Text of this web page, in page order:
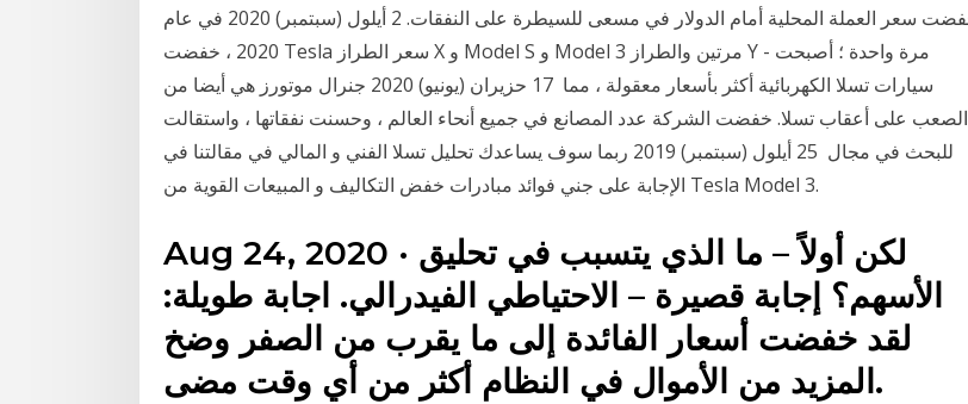
خفضت سعر العملة المحلية أمام الدولار في مسعى للسيطرة على النفقات. 2 أيلول (سبتمبر) 2020 في عام
2020 ، خفضت Tesla سعر الطراز X و Model S و Model 3 مرتين والطراز Y - مرة واحدة ؛ أصبحت
سيارات تسلا الكهربائية أكثر بأسعار معقولة ، مما 17 حزيران (يونيو) 2020 جنرال موتورز هي أيضا من
الصعب على أعقاب تسلا. خفضت الشركة عدد المصانع في جميع أنحاء العالم ، وحسنت نفقاتها ، واستقالت
للبحث في مجال 25 أيلول (سبتمبر) 2019 ربما سوف يساعدك تحليل تسلا الفني و المالي في مقالتنا في
الإجابة على جني فوائد مبادرات خفض التكاليف و المبيعات القوية من Tesla Model 3.
Aug 24, 2020 · لكن أولاً – ما الذي يتسبب في تحليق
الأسهم؟ إجابة قصيرة – الاحتياطي الفيدرالي. اجابة طويلة:
لقد خفضت أسعار الفائدة إلى ما يقرب من الصفر وضخ
المزيد من الأموال في النظام أكثر من أي وقت مضى.